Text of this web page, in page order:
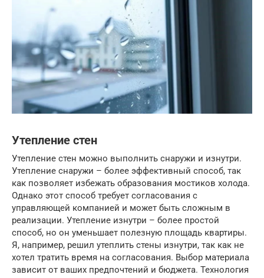
Утепление стен
Утепление стен можно выполнить снаружи и изнутри.
Утепление снаружи – более эффективный способ, так
как позволяет избежать образования мостиков холода.
Однако этот способ требует согласования с
управляющей компанией и может быть сложным в
реализации. Утепление изнутри – более простой
способ, но он уменьшает полезную площадь квартиры.
Я, например, решил утеплить стены изнутри, так как не
хотел тратить время на согласования. Выбор материала
зависит от ваших предпочтений и бюджета. Технология